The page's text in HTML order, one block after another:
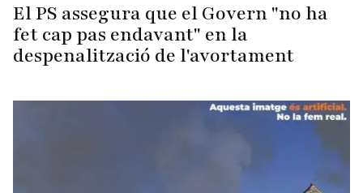
El PS assegura que el Govern "no ha
fet cap pas endavant" en la
despenalització de l'avortament